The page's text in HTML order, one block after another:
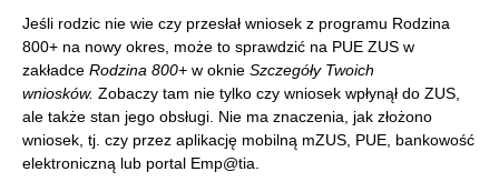
Jeśli rodzic nie wie czy przesłał wniosek z programu Rodzina
800+ na nowy okres, może to sprawdzić na PUE ZUS w
zakładce Rodzina 800+ w oknie Szczegóły Twoich
wniosków. Zobaczy tam nie tylko czy wniosek wpłynął do ZUS,
ale także stan jego obsługi. Nie ma znaczenia, jak złożono
wniosek, tj. czy przez aplikację mobilną mZUS, PUE, bankowość
elektroniczną lub portal Emp@tia.